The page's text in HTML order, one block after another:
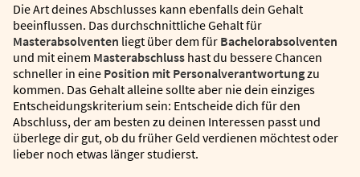
Die Art deines Abschlusses kann ebenfalls dein Gehalt
beeinflussen. Das durchschnittliche Gehalt für
Masterabsolventen liegt über dem für Bachelorabsolventen
und mit einem Masterabschluss hast du bessere Chancen
schneller in eine Position mit Personalverantwortungzu
kommen. Das Gehalt alleine sollte aber nie dein einziges
Entscheidungskriterium sein: Entscheide dich für den
Abschluss, der am besten zu deinen Interessen passt und
überlege dir gut, ob du früher Geld verdienen möchtest oder
lieber noch etwas länger studierst.